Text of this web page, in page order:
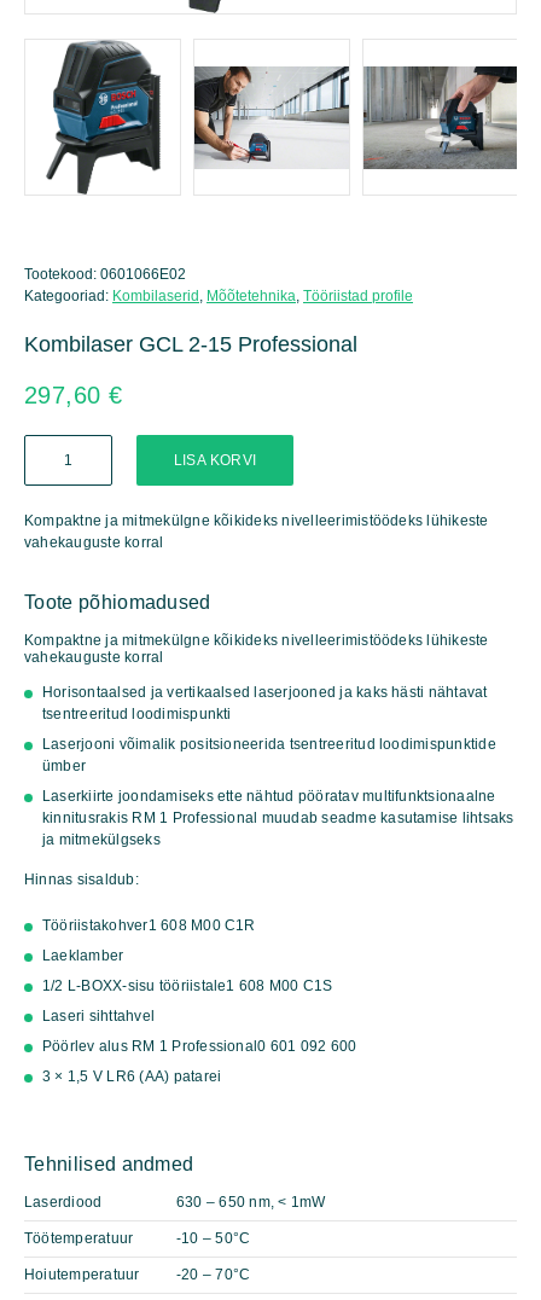
Tootekood: 0601066E02
Kategooriad: Kombilaserid Mõõtetehnika Tööriistad profile
Kombilaser GCL 2-15 Professional
297,60 €
2-
Professional
kogus
LISA KORVI
Kompaktne ja mitmekülgne kõikideks nivelleerimistöödeks lühikeste
vahekauguste korral
Toote põhiomadused
Kompaktne ja mitmekülgne kõikideks nivelleerimistöödeks lühikeste
vahekauguste korral
Horisontaalsed ja vertikaalsed laserjooned ja kaks hästi nähtavat
tsentreeritud loodimispunkti
Laserjooni võimalik positsioneerida tsentreeritud loodimispunktide
ümber
Laserkiirte joondamiseks ette nähtud pööratav multifunktsionaalne
kinnitusrakis RM 1 Professional muudab seadme kasutamise lihtsaks
ja mitmekülgseks
Hinnas sisaldub:
Tööriistakohver1 608 M00 C1R
Laeklamber
1/2 L-BOXX-sisu tööriistale1 608 M00 C1S
Laseri sihttahvel
Pöörlev alus RM 1 Professional0 601 092 600
3 × 1,5 V LR6 (AA) patarei
Tehnilised andmed
Laserdiood 630 – 650 nm, < 1mW
Töötemperatuur -10 – 50°C
Hoiutemperatuur -20 – 70°C